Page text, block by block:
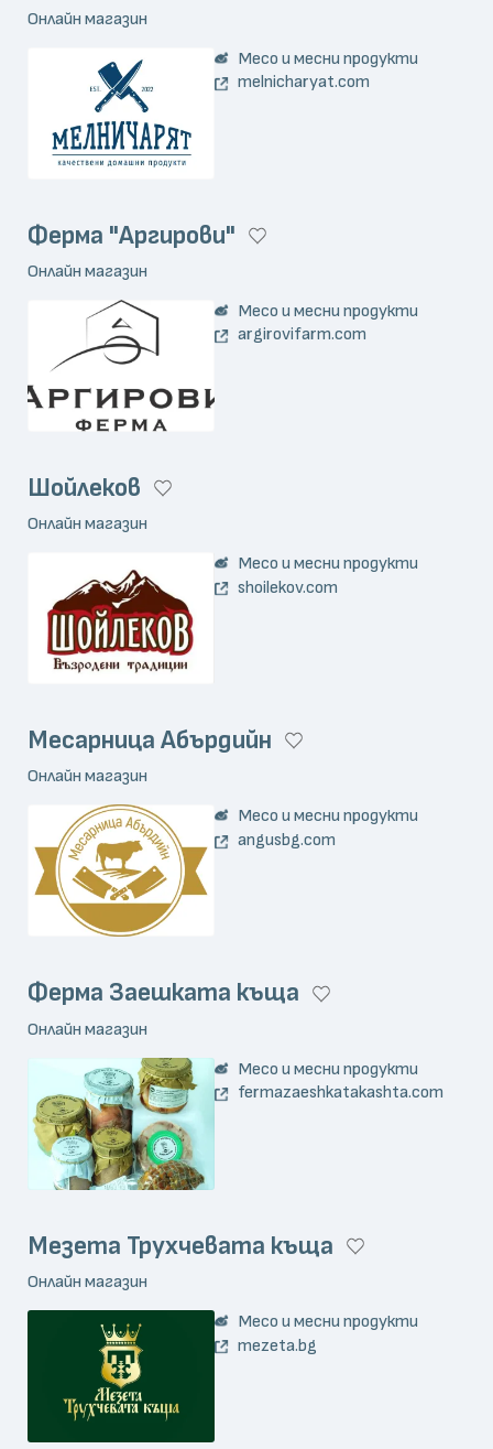
Онлайн магазин
Месо и месни продукти
melnicharyat.com
Ферма "Аргирови"
Онлайн магазин
Месо и месни продукти
argirovifarm.com
Шойлеков
Онлайн магазин
Месо и месни продукти
shoilekov.com
Месарница Абърдийн
Онлайн магазин
Месо и месни продукти
angusbg.com
Ферма Заешката къща
Онлайн магазин
Месо и месни продукти
fermazaeshkatakashta.com
Мезета Трухчевата къща
Онлайн магазин
Месо и месни продукти
mezeta.bg